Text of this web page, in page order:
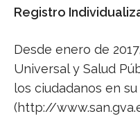
Registro
Desde enero de
Universal y Salud
los ciudadanos en
(http://